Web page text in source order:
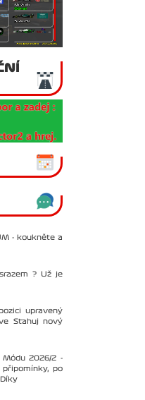
- koukněte a
? Už je
upravený
Stahuj nový
2026/2 -
po